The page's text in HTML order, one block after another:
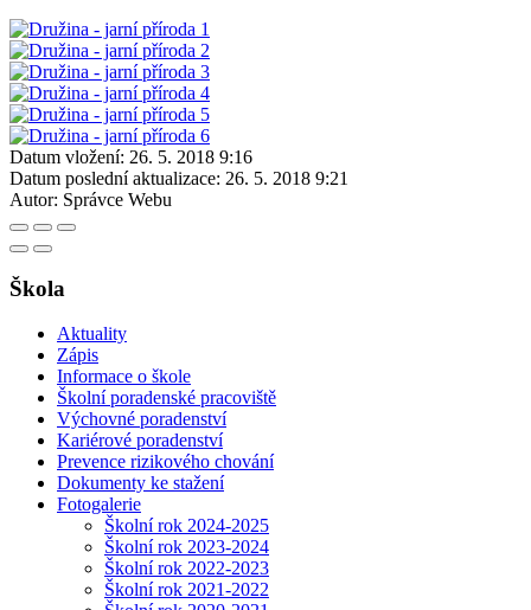
Datum vložení: 26. 5. 2018 9:16
Datum poslední aktualizace: 26. 5. 2018 9:21
Autor: Správce Webu
Škola
Aktuality
Zápis
Informace o škole
Školní poradenské pracoviště
Výchovné poradenství
Kariérové poradenství
Prevence rizikového chování
Dokumenty ke stažení
Fotogalerie
Školní rok 2024-2025
Školní rok 2023-2024
Školní rok 2022-2023
Školní rok 2021-2022